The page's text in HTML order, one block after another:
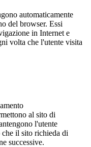
automaticamente
del browser. Essi
in Internet e
volta che l'utente visita
al sito di
l'utente
il sito richieda di
successive.